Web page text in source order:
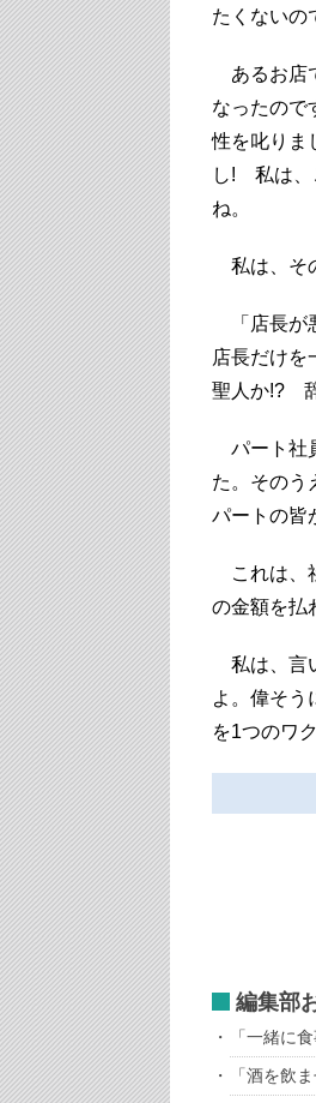
たくないの
あるお店
なったので
性を叱りま
し! 私は、
ね。
私は、そ
「店長が
店長だけ
聖人か!? 辞
パート社
た。そのう
パートの皆
これは、
の金額を払
私は、言
よ。偉そ
を1つのワ
編集部
「一緒に
「酒を飲